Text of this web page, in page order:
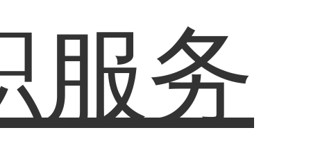
服务